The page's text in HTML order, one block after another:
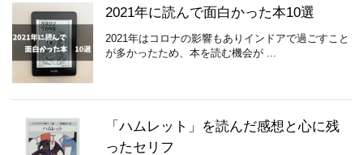
2021年に読んで面白かった本10選
2021年はコロナの影響もありインドアで過ごすこと
が多かったため、本を読む機会が ...
「ハムレット」を読んだ感想と心に残
ったセリフ